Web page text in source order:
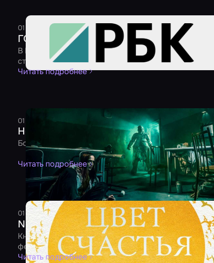
01 сентября 2024 1 минута Редакция
ГОСТ для квестов
В России началась разработка государственного
стандарта для организаторов квестов
Читать подробнее
01 июля 20245 минут Редакция
Новинки июня от 30.06.2024
Более 100 новых игр ждут вашей игры!
Читать подробнее
01 апреля 2024 3 минуты Редакция
Non/fiction 2024
Книги Inspiria, которые точно стоит купить на
фестивале
Читать подробнее